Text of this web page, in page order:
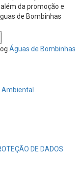
da promoção e
de Bombinhas
Águas de Bombinhas
DE DADOS